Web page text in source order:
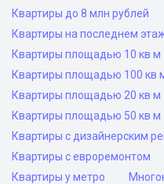
Квартиры до 8 млн рублей
Квартиры на последнем
Квартиры площадью 10 кв м
Квартиры площадью 100 кв
Квартиры площадью 20 кв м
Квартиры площадью 50 кв м
Квартиры с дизайнерским
Квартиры с евроремонтом
Квартиры у метро